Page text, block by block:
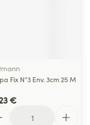
Fix N°3 Env. 3cm 25 M
€